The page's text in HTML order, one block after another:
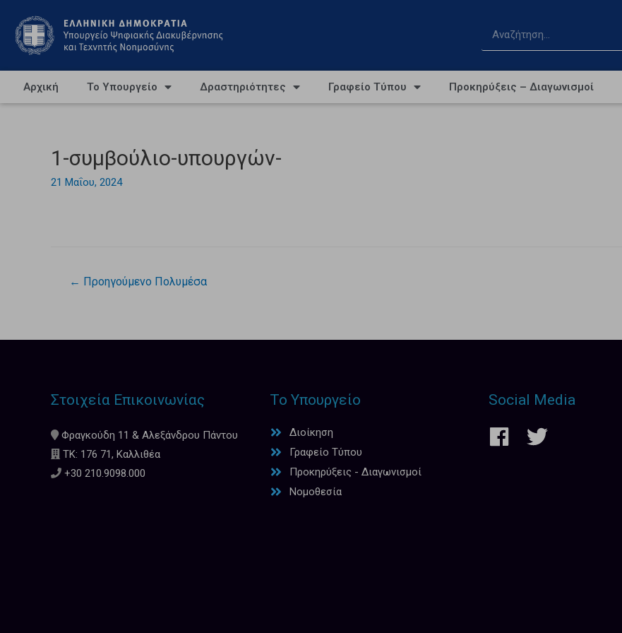
Αρχική Το Υπουργείο Δραστηριότητες Γραφείο Τύπου Προκηρύξεις – Διαγωνισμοί
1-συμβούλιο-υπουργών-
21 Μαΐου, 2024
← Προηγούμενο Πολυμέσα
Στοιχεία Επικοινωνίας
Φραγκούδη 11 & Αλεξάνδρου Πάντου
ΤΚ: 176 71, Καλλιθέα
+30 210.9098.000
Το Υπουργείο
Διοίκηση
Γραφείο Τύπου
Προκηρύξεις - Διαγωνισμοί
Νομοθεσία
Social Media